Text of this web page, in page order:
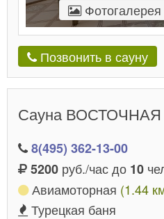
Фотогалерея
Позвонить в сауну
Сауна
8(495) 362-13-00
5200 руб./час до 10
Авиамоторная (1.44
Турецкая баня